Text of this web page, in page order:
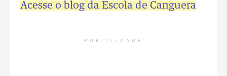
Acesse o blog da Escola de Canguera
PUBLICIDADE